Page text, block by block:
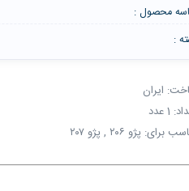
محصول :
:
ایران
1 عدد
برای: پژو ۲۰۶ , پژو ۲۰۷